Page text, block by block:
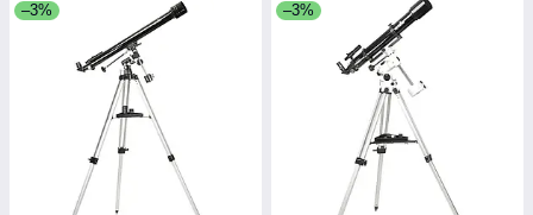
–3% –3%